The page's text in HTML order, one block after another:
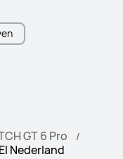
GT 6 Pro
Nederland